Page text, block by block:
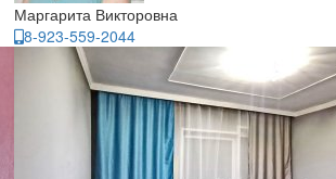
Маргарита Викторовна
8-923-559-2044